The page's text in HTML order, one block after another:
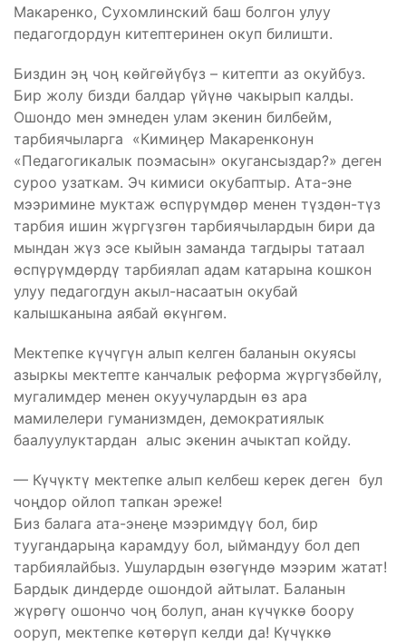
Макаренко, Сухомлинский баш болгон улуу
педагогдордун китептеринен окуп билишти.
Биздин эң чоң көйгөйүбүз – китепти аз окуйбуз.
Бир жолу бизди балдар үйүнө чакырып калды.
Ошондо мен эмнеден улам экенин билбейм,
тарбиячыларга ​ «Кимиңер Макаренконун
«Педагогикалык поэмасын» окугансыздар?» деген
суроо узаткам. Эч кимиси окубаптыр. Ата-эне
мээримине муктаж өспүрүмдөр менен түздөн-түз
тарбия ишин жүргүзгөн тарбиячылардын бири да
мындан жүз эсе кыйын заманда тагдыры татаал
өспүрүмдөрдү тарбиялап адам катарына кошкон
улуу педагогдун акыл-насаатын окубай
калышканына аябай өкүнгөм.
Мектепке күчүгүн алып келген баланын окуясы
азыркы мектепте канчалык реформа жүргүзбөйлү,
мугалимдер менен окуучулардын өз ара
мамилелери гуманизмден, демократиялык
баалуулуктардан ​ алыс экенин ачыктап койду.
— Күчүктү мектепке алып келбеш керек деген бул
чоңдор ойлоп тапкан эреже!
Биз балага ата-энеңе мээримдүү бол, бир
туугандарыңа карамдуу бол, ыймандуу бол деп
тарбиялайбыз. Ушулардын өзөгүндө мээрим жатат!
Бардык диндерде ошондой айтылат. Баланын
жүрөгү ошончо чоң болуп,​ анан күчүккө боору
ооруп, мектепке көтөрүп келди да! Күчүккө